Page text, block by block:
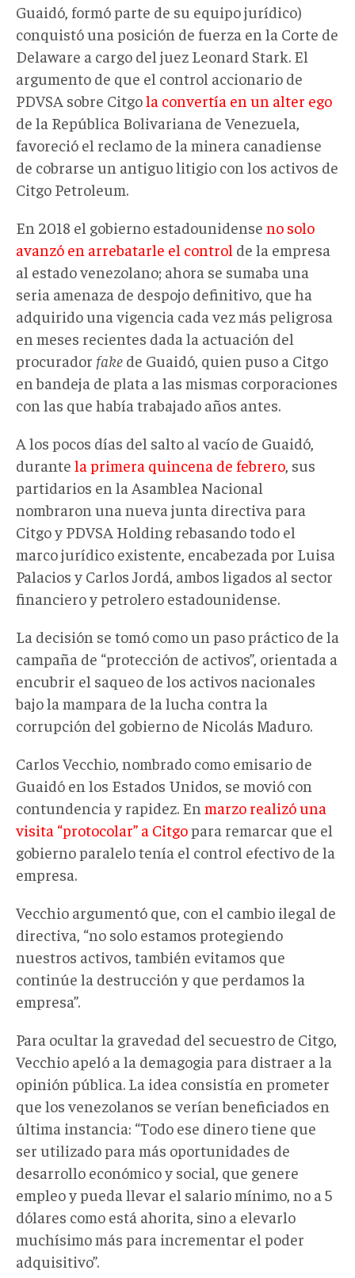
Guaidó, formó parte de su equipo jurídico)
conquistó una posición de fuerza en la Corte de
Delaware a cargo del juez Leonard Stark. El
argumento de que el control accionario de
PDVSA sobre Citgola convertía en un alter ego
de la República Bolivariana de Venezuela,
favoreció el reclamo de la minera canadiense
de cobrarse un antiguo litigio con los activos de
Citgo Petroleum.
En 2018 el gobierno estadounidense no solo
avanzó en arrebatarle el control de la empresa
al estado venezolano; ahora se sumaba una
seria amenaza de despojo definitivo, que ha
adquirido una vigencia cada vez más peligrosa
en meses recientes dada la actuación del
procurador fake de Guaidó, quien puso a Citgo
en bandeja de plata a las mismas corporaciones
con las que había trabajado años antes.
A los pocos días del salto al vacío de Guaidó,
durante la primera quincena de febrero , sus
partidarios en la Asamblea Nacional
nombraron una nueva junta directiva para
Citgo y PDVSA Holding rebasando todo el
marco jurídico existente, encabezada por Luisa
Palacios y Carlos Jordá, ambos ligados al sector
financiero y petrolero estadounidense.
La decisión se tomó como un paso práctico de la
campaña de “protección de activos”, orientada a
encubrir el saqueo de los activos nacionales
bajo la mampara de la lucha contra la
corrupción del gobierno de Nicolás Maduro.
Carlos Vecchio, nombrado como emisario de
Guaidó en los Estados Unidos, se movió con
contundencia y rapidez. En marzo realizó una
visita “protocolar” a Citgopara remarcar que el
gobierno paralelo tenía el control efectivo de la
empresa.
Vecchio argumentó que, con el cambio ilegal de
directiva, “no solo estamos protegiendo
nuestros activos, también evitamos que
continúe la destrucción y que perdamos la
empresa”.
Para ocultar la gravedad del secuestro de Citgo,
Vecchio apeló a la demagogia para distraer a la
opinión pública. La idea consistía en prometer
que los venezolanos se verían beneficiados en
última instancia: “Todo ese dinero tiene que
ser utilizado para más oportunidades de
desarrollo económico y social, que genere
empleo y pueda llevar el salario mínimo, no a 5
dólares como está ahorita, sino a elevarlo
muchísimo más para incrementar el poder
adquisitivo”.